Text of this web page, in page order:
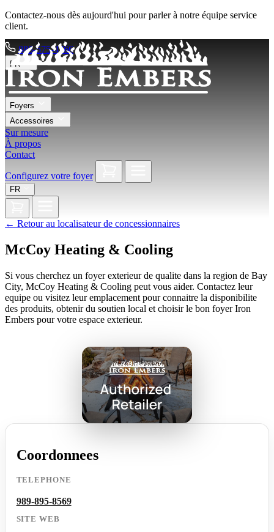
Contactez-nous dès aujourd'hui pour parler à notre équipe service
client.
888-575-4766
FR
Foyers
Accessoires
Sur mesure
À propos
Contact
Configurez votre foyer
FR
← Retour au localisateur de concessionnaires
McCoy Heating & Cooling
Si vous cherchez un foyer exterieur de qualite dans la region de Bay
City, McCoy Heating & Cooling peut vous aider. Contactez leur
equipe ou visitez leur emplacement pour connaitre la disponibilite
des produits, obtenir du soutien local et choisir le bon foyer Iron
Embers pour votre espace exterieur.
Coordonnees
TELEPHONE
989-895-8569
SITE WEB